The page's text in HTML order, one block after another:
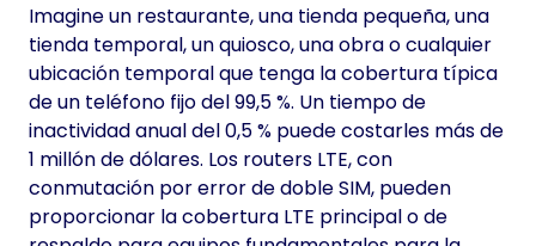
Imagine un restaurante, una tienda pequeña, una
tienda temporal, un quiosco, una obra o cualquier
ubicación temporal que tenga la cobertura típica
de un teléfono fijo del 99,5 %. Un tiempo de
inactividad anual del 0,5 % puede costarles más de
1 millón de dólares. Los routers LTE, con
conmutación por error de doble SIM, pueden
proporcionar la cobertura LTE principal o de